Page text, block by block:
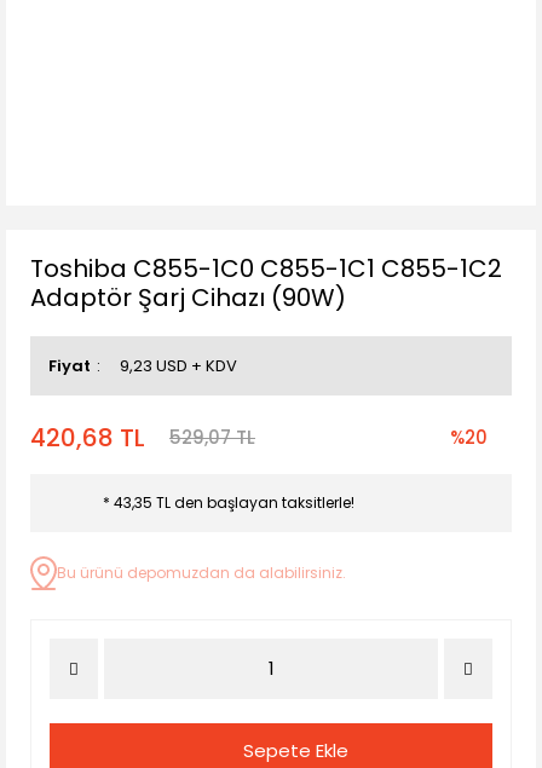
Toshiba C855-1C0 C855-1C1 C855-1C2
Adaptör Şarj Cihazı (90W)
Fiyat 9,23 USD + KDV
420,68 TL 529,07 TL %20
* 43,35 TL den başlayan taksitlerle!
Bu ürünü depomuzdan da alabilirsiniz.
Sepete Ekle